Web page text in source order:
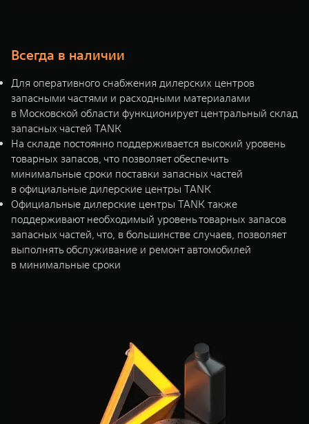
Всегда в наличии
Для оперативного снабжения дилерских центров
запасными частями и расходными материалами
в Московской области функционирует центральный склад
запасных частей TANK
На складе постоянно поддерживается высокий уровень
товарных запасов, что позволяет обеспечить
минимальные сроки поставки запасных частей
в официальные дилерские центры TANK
Официальные дилерские центры TANK также
поддерживают необходимый уровень товарных запасов
запасных частей, что, в большинстве случаев, позволяет
выполнять обслуживание и ремонт автомобилей
в минимальные сроки